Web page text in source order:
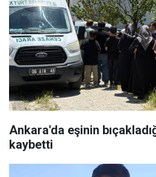
Ankara'da eşinin
kaybetti